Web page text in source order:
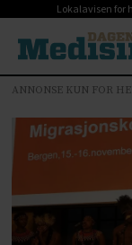
Lokalavisen for
ANNONSE KUN FOR